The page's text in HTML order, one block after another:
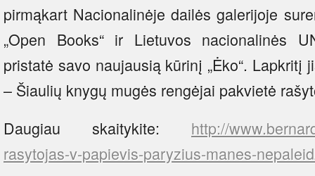
pirmąkart Nacionalinėje dailės galerijoje
„Open Books“ ir Lietuvos nacionalinės
pristatė savo naujausią kūrinį „Ėko“.
– Šiaulių knygų mugės rengėjai pakvietė
Daugiau skaitykite: http://
rasytojas-v-papievis-paryzius-manes-